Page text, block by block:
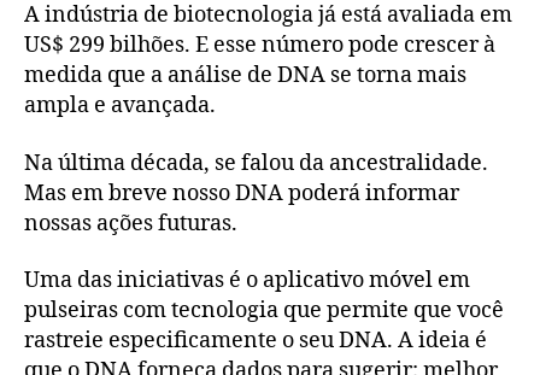
A indústria de biotecnologia já está avaliada em
US$ 299 bilhões. E esse número pode crescer à
medida que a análise de DNA se torna mais
ampla e avançada.
Na última década, se falou da ancestralidade.
Mas em breve nosso DNA poderá informar
nossas ações futuras.
Uma das iniciativas é o aplicativo móvel em
pulseiras com tecnologia que permite que você
rastreie especificamente o seu DNA. A ideia é